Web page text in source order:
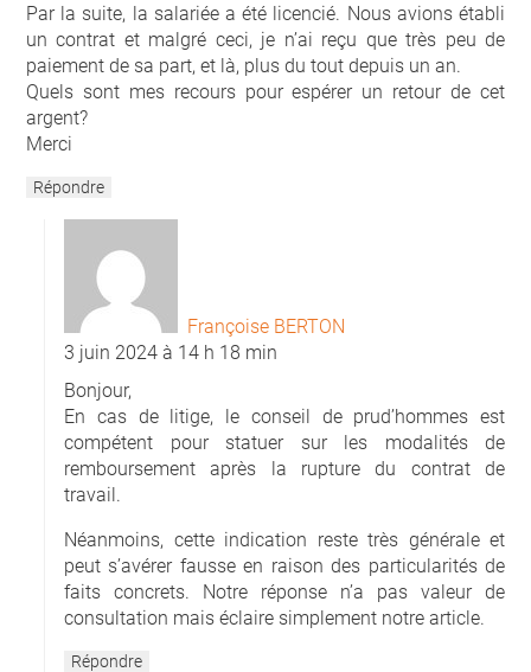
Par la suite, la salariée a été licencié. Nous avions établi
un contrat et malgré ceci, je n’ai reçu que très peu de
paiement de sa part, et là, plus du tout depuis un an.
Quels sont mes recours pour espérer un retour de cet
argent?
Merci
Répondre
Françoise BERTON
3 juin 2024 à 14 h 18 min
Bonjour,
En cas de litige, le conseil de prud’hommes est
compétent pour statuer sur les modalités de
remboursement après la rupture du contrat de
travail.
Néanmoins, cette indication reste très générale et
peut s’avérer fausse en raison des particularités de
faits concrets. Notre réponse n’a pas valeur de
consultation mais éclaire simplement notre article.
Répondre